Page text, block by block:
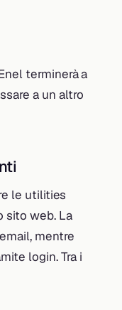
terminerà a
a un altro
le utilities
sito web. La
mentre
login. Tra i